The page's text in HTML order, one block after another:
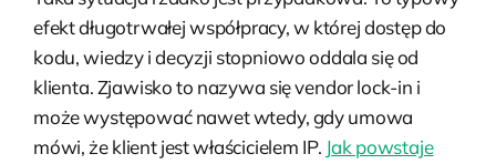
efekt długotrwałej współpracy, w której dostęp do
kodu, wiedzy i decyzji stopniowo oddala się od
klienta. Zjawisko to nazywa się vendor lock-in i
może występować nawet wtedy, gdy umowa
mówi, że klient jest właścicielem IP. Jak powstaje